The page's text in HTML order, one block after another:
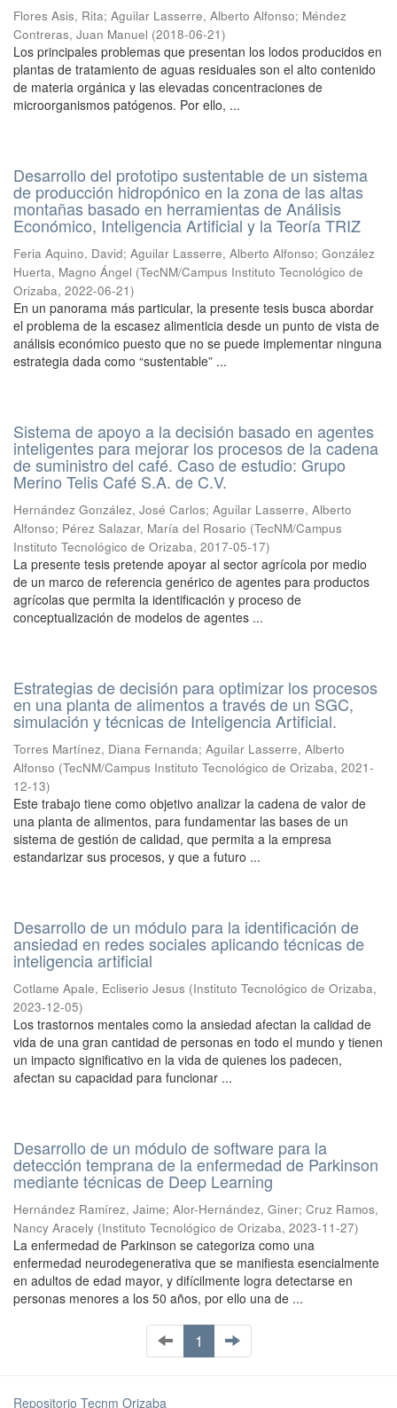
Flores Asis, Rita; Aguilar Lasserre, Alberto Alfonso; Méndez
Contreras, Juan Manuel (2018-06-21)
Los principales problemas que presentan los lodos producidos en
plantas de tratamiento de aguas residuales son el alto contenido
de materia orgánica y las elevadas concentraciones de
microorganismos patógenos. Por ello, ...
Desarrollo del prototipo sustentable de un sistema
de producción hidropónico en la zona de las altas
montañas basado en herramientas de Análisis
Económico, Inteligencia Artificial y la Teoría TRIZ
Feria Aquino, David; Aguilar Lasserre, Alberto Alfonso; González
Huerta, Magno Ángel (TecNM/Campus Instituto Tecnológico de
Orizaba, 2022-06-21)
En un panorama más particular, la presente tesis busca abordar
el problema de la escasez alimenticia desde un punto de vista de
análisis económico puesto que no se puede implementar ninguna
estrategia dada como “sustentable” ...
Sistema de apoyo a la decisión basado en agentes
inteligentes para mejorar los procesos de la cadena
de suministro del café. Caso de estudio: Grupo
Merino Telis Café S.A. de C.V.
Hernández González, José Carlos; Aguilar Lasserre, Alberto
Alfonso; Pérez Salazar, María del Rosario (TecNM/Campus
Instituto Tecnológico de Orizaba, 2017-05-17)
La presente tesis pretende apoyar al sector agrícola por medio
de un marco de referencia genérico de agentes para productos
agrícolas que permita la identificación y proceso de
conceptualización de modelos de agentes ...
Estrategias de decisión para optimizar los procesos
en una planta de alimentos a través de un SGC,
simulación y técnicas de Inteligencia Artificial.
Torres Martínez, Diana Fernanda; Aguilar Lasserre, Alberto
Alfonso (TecNM/Campus Instituto Tecnológico de Orizaba, 2021-
12-13)
Este trabajo tiene como objetivo analizar la cadena de valor de
una planta de alimentos, para fundamentar las bases de un
sistema de gestión de calidad, que permita a la empresa
estandarizar sus procesos, y que a futuro ...
Desarrollo de un módulo para la identificación de
ansiedad en redes sociales aplicando técnicas de
inteligencia artificial
Cotlame Apale, Ecliserio Jesus (Instituto Tecnológico de Orizaba,
2023-12-05)
Los trastornos mentales como la ansiedad afectan la calidad de
vida de una gran cantidad de personas en todo el mundo y tienen
un impacto significativo en la vida de quienes los padecen,
afectan su capacidad para funcionar ...
Desarrollo de un módulo de software para la
detección temprana de la enfermedad de Parkinson
mediante técnicas de Deep Learning
Hernández Ramírez, Jaime; Alor-Hernández, Giner; Cruz Ramos,
Nancy Aracely (Instituto Tecnológico de Orizaba, 2023-11-27)
La enfermedad de Parkinson se categoriza como una
enfermedad neurodegenerativa que se manifiesta esencialmente
en adultos de edad mayor, y difícilmente logra detectarse en
personas menores a los 50 años, por ello una de ...
1
Repositorio Tecnm Orizaba